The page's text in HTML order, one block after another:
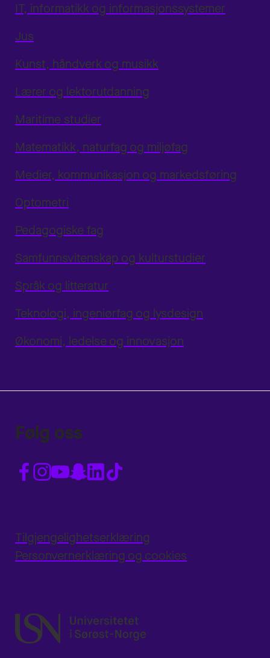
IT, informatikk og informasjonssystemer
Jus
Kunst, håndverk og musikk
Lærer og lektorutdanning
Maritime studier
Matematikk, naturfag og miljøfag
Medier, kommunikasjon og markedsføring
Optometri
Pedagogiske fag
Samfunnsvitenskap og kulturstudier
Språk og litteratur
Teknologi, ingeniørfag og lysdesign
Økonomi, ledelse og innovasjon
Følg oss
Tilgjengelighetserklæring
Personvernerklæring og cookies